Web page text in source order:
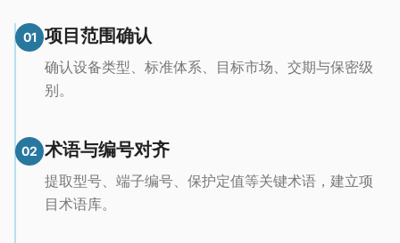
01 项目范围确认
确认设备类型、标准体系、目标市场、交期与保密级
别。
02 术语与编号对齐
提取型号、端子编号、保护定值等关键术语，建立项
目术语库。